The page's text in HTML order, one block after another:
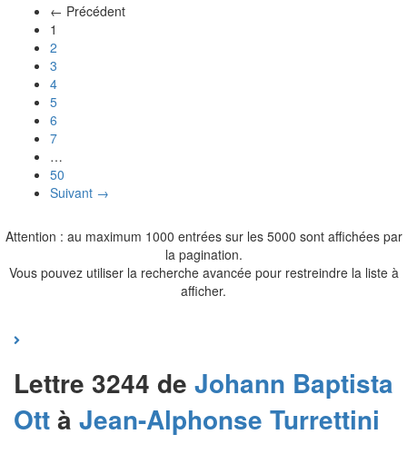
← Précédent
1
2
3
4
5
6
7
…
50
Suivant →
Attention : au maximum 1000 entrées sur les 5000 sont affichées par
la pagination.
Vous pouvez utiliser la recherche avancée pour restreindre la liste à
afficher.
Lettre 3244 de Johann Baptista
Ottà Jean-Alphonse Turrettini